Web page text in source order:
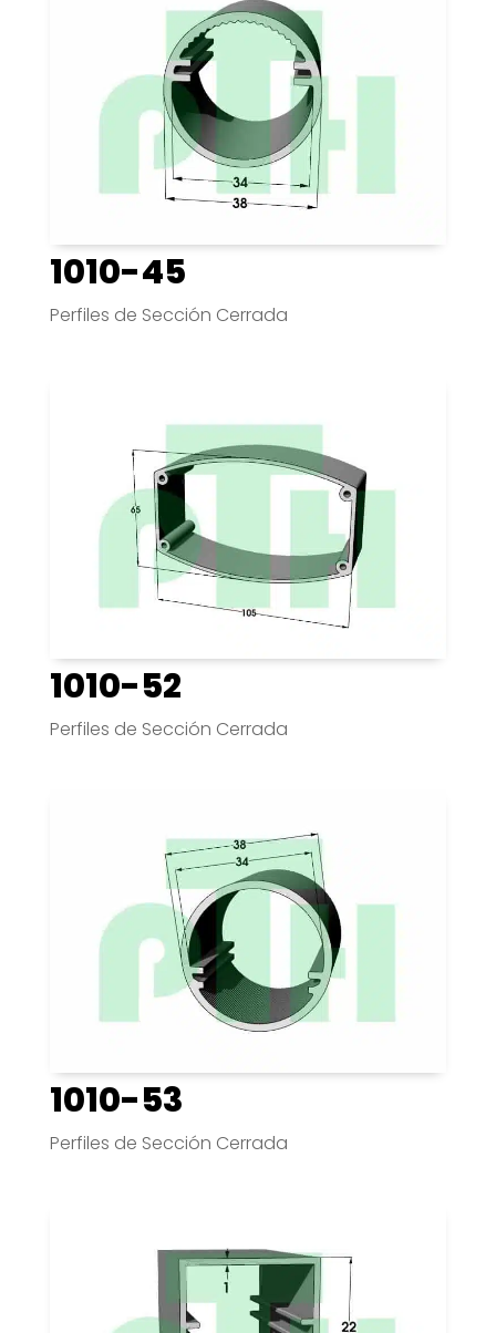
1010-45
Perfiles de Sección Cerrada
1010-52
Perfiles de Sección Cerrada
1010-53
Perfiles de Sección Cerrada